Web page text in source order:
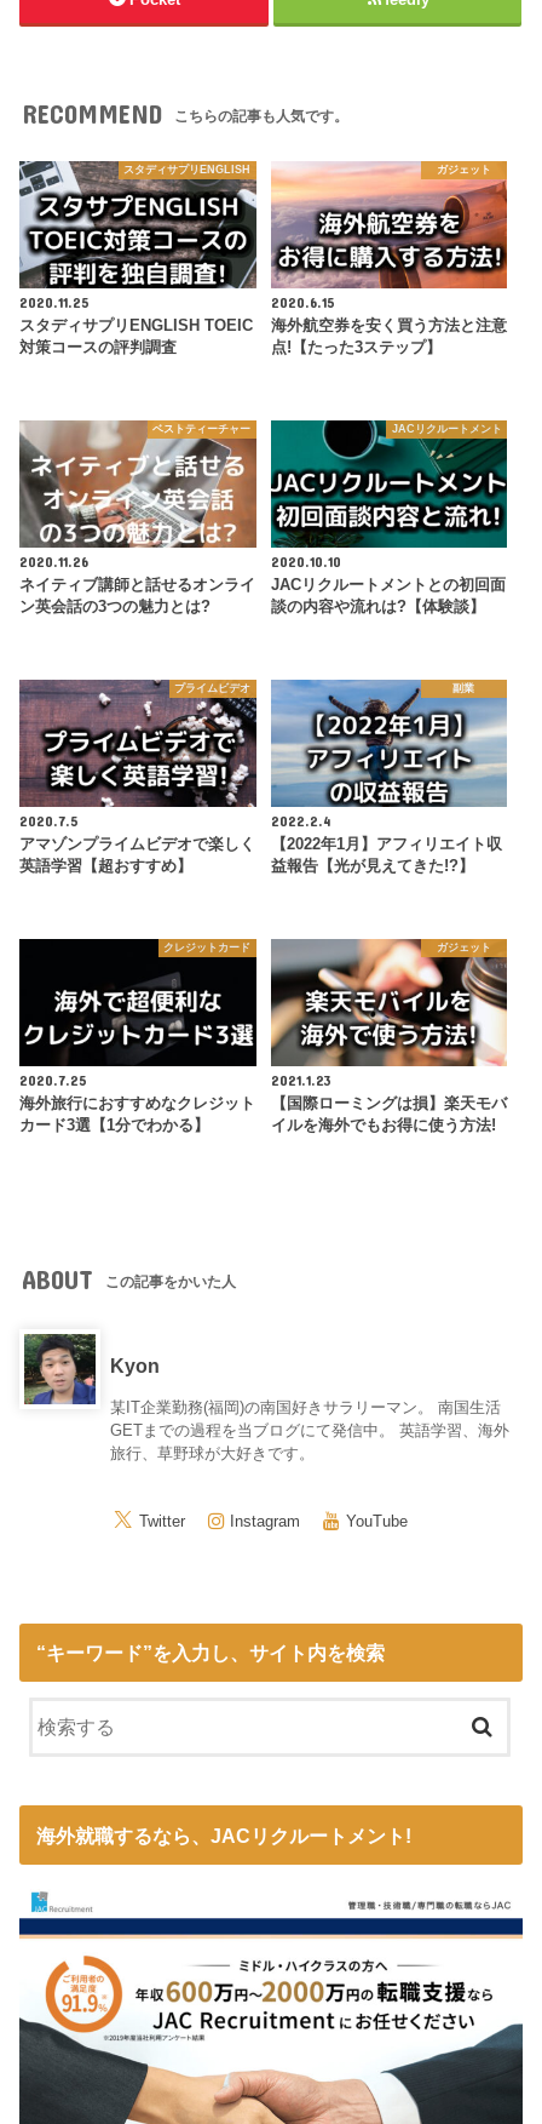
RECOMMEND こちらの記事も人気です。
スタディサプリENGLISH
2020.11.25
スタディサプリENGLISH TOEIC
対策コースの評判調査
ガジェット
2020.6.15
海外航空券を安く買う方法と注意
点!【たった3ステップ】
ベストティーチャー
2020.11.26
ネイティブ講師と話せるオンライ
ン英会話の3つの魅力とは?
JACリクルートメント
2020.10.10
JACリクルートメントとの初回面
談の内容や流れは?【体験談】
プライムビデオ
2020.7.5
アマゾンプライムビデオで楽しく
英語学習【超おすすめ】
副業
2022.2.4
【2022年1月】アフィリエイト収
益報告【光が見えてきた!?】
クレジットカード
2020.7.25
海外旅行におすすめなクレジット
カード3選【1分でわかる】
ガジェット
2021.1.23
【国際ローミングは損】楽天モバ
イルを海外でもお得に使う方法!
ABOUT この記事をかいた人
Kyon
某IT企業勤務(福岡)の南国好きサラリーマン。 南国生活
GETまでの過程を当ブログにて発信中。 英語学習、海外
旅行、草野球が大好きです。
Twitter Instagram YouTube
“キーワード”を入力し、サイト内を検索
海外就職するなら、JACリクルートメント!